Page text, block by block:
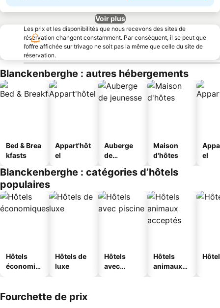
Voir plus
Les prix et les disponibilités que nous recevons des sites de
réservation changent constamment. Par conséquent, il se peut que
l’offre affichée sur trivago ne soit pas la même que celle du site de
réservation.
Blanckenberghe : autres hébergements
Bed & Brea
kfasts
Appart'hôt
el
Auberge
de
Maison
d'hôtes
el
Blanckenberghe : catégories d’hôtels
populaires
Hôtels
économiq
Hôtels de
luxe
Hôtels
avec
Hôtels
animaux
Fourchette de prix